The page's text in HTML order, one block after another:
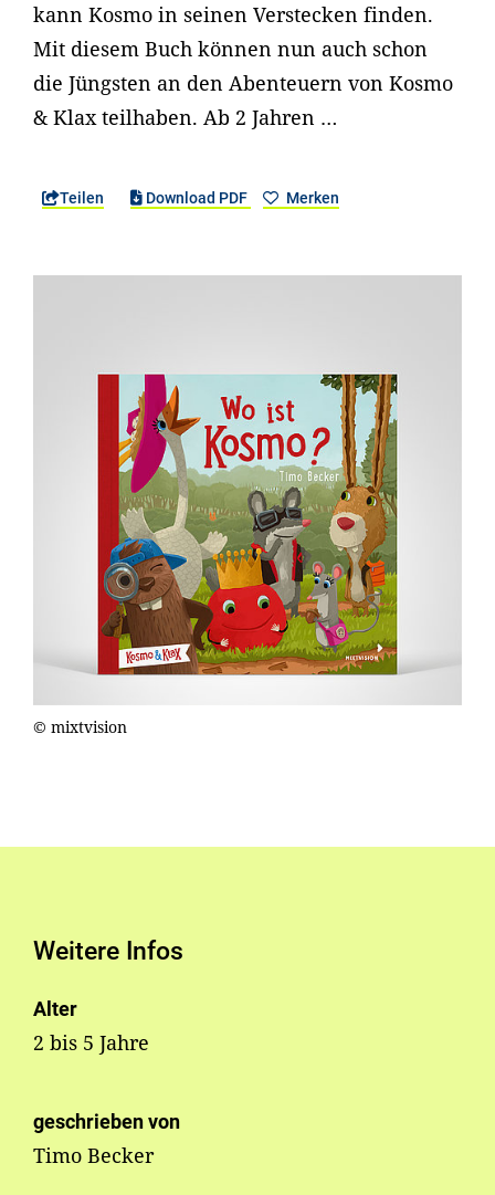
kann Kosmo in seinen Verstecken finden.
Mit diesem Buch können nun auch schon
die Jüngsten an den Abenteuern von Kosmo
& Klax teilhaben. Ab 2 Jahren …
Teilen Download PDF Merken
© mixtvision
Weitere Infos
Alter
2 bis 5 Jahre
geschrieben von
Timo Becker